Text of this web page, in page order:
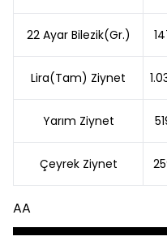
22 Ayar Bilezik(Gr.)
Lira(Tam) Ziynet
Yarım Ziynet
Çeyrek Ziynet
AA